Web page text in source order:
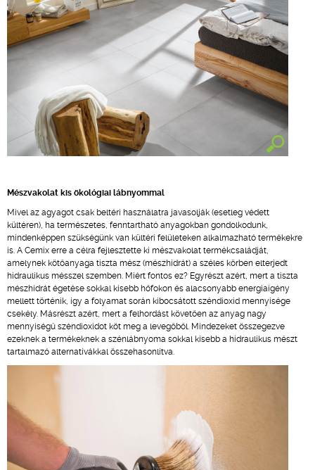
Mészvakolat kis ökológiai lábnyommal
Mivel az agyagot csak beltéri használatra javasolják (esetleg védett
kültéren), ha természetes, fenntartható anyagokban gondolkodunk,
mindenképpen szükségünk van kültéri felületeken alkalmazható termékekre
is. A Cemix erre a célra fejlesztette ki mészvakolat termékcsaládját,
amelynek kötőanyaga tiszta mész (mészhidrát) a széles körben elterjedt
hidraulikus mésszel szemben. Miért fontos ez? Egyrészt azért, mert a tiszta
mészhidrát égetése sokkal kisebb hőfokon és alacsonyabb energiaigény
mellett történik, így a folyamat során kibocsátott széndioxid mennyisége
csekély. Másrészt azért, mert a felhordást követően az anyag nagy
mennyiségű széndioxidot köt meg a levegőből. Mindezeket összegezve
ezeknek a termékeknek a szénlábnyoma sokkal kisebb a hidraulikus mészt
tartalmazó alternatívákkal összehasonlítva.